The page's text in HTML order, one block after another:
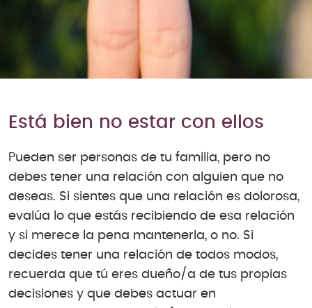
Está bien no estar con ellos
Pueden ser personas de tu familia, pero no
debes tener una relación con alguien que no
deseas. Si sientes que una relación es dolorosa,
evalúa lo que estás recibiendo de esa relación
y si merece la pena mantenerla, o no. Si
decides tener una relación de todos modos,
recuerda que tú eres dueño/a de tus propias
decisiones y que debes actuar en